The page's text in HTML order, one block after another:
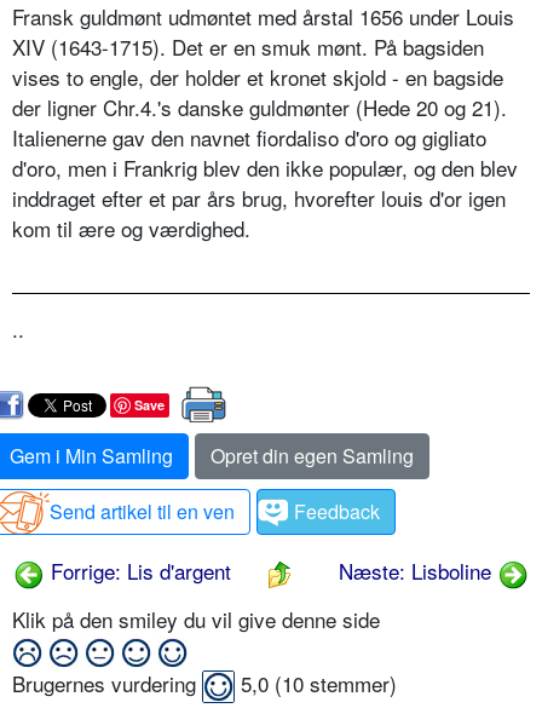
Fransk guldmønt udmøntet med årstal 1656 under Louis
XIV (1643-1715). Det er en smuk mønt. På bagsiden
vises to engle, der holder et kronet skjold - en bagside
der ligner Chr.4.'s danske guldmønter (Hede 20 og 21).
Italienerne gav den navnet fiordaliso d'oro og gigliato
d'oro, men i Frankrig blev den ikke populær, og den blev
inddraget efter et par års brug, hvorefter louis d'or igen
kom til ære og værdighed.
..
Save
Gem i Min Samling
Opret din egen Samling
Send artikel til en ven
Feedback
Forrige: Lis d'argent
Næste: Lisboline
Klik på den smiley du vil give denne side
Brugernes vurdering 5,0 (10 stemmer)